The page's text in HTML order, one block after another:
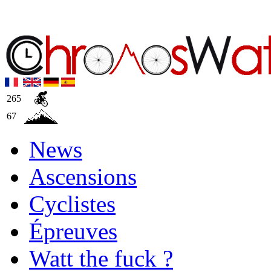
265
67
News
Ascensions
Cyclistes
Épreuves
Watt the fuck ?